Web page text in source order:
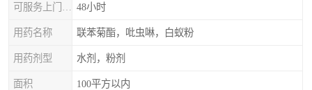
48小时
用药名称 联苯菊酯，吡虫啉，白蚁粉
用药剂型 水剂，粉剂
面积 100平方以内